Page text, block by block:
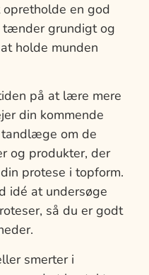
en god
tænder grundigt og
holde munden
på at lære mere
din kommende
om de
og produkter, der
protese i topform.
idé at undersøge
så du er godt
smerter i